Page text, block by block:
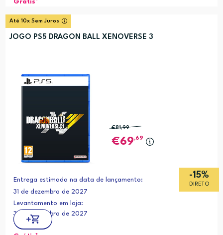
Grátis*
Até 10x Sem Juros
JOGO PS5 DRAGON BALL XENOVERSE 3
-15%
DIRETO
€81,99
69,69
Entrega estimada na data de lançamento:
31 de dezembro de 2027
Levantamento em loja:
31 de dezembro de 2027